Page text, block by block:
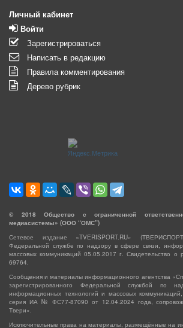
Личный кабинет
Войти
Зарегистрироваться
Написать в редакцию
Правила комментирования
Дерево рубрик
© 2018 Общество с ограниченной
медиасистемы» (ООО “ОМС”)
Сетевое издание «TVERISPORT.RU»
Федеральной службе по надзору в сфере связи,
массовых коммуникаций 05.05.2017 г. Свидетельство
69764.
Сообщения и материалы информационного агентства
зарегистрированного Федеральной службой по
информационных технологий и массовых
серия ИА № ФС77-87090 от 12.04.2024 года,
Твери».
Исключительные права на материалы, размещённые на